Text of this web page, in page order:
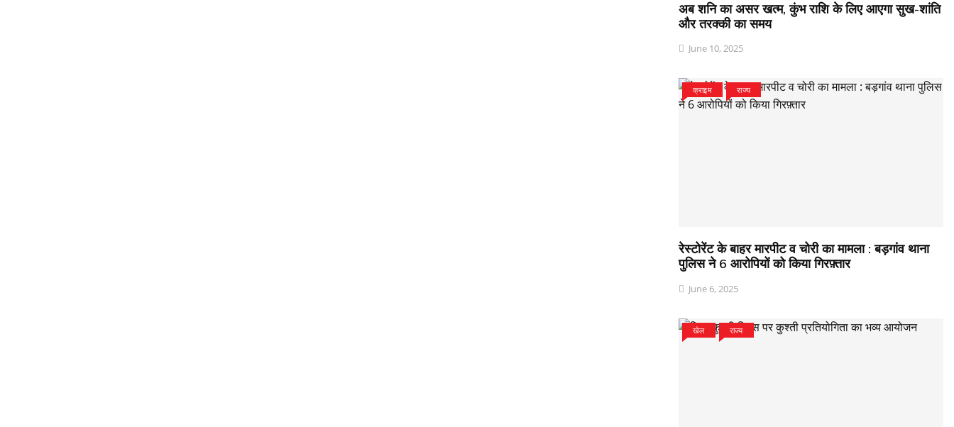
अब शनि का असर खत्म, कुंभ राशि के लिए आएगा सुख-शांति
और तरक्की का समय
June 10, 2025
क्राइम राज्य
रेस्टोरेंट के बाहर मारपीट व चोरी का मामला : बड़गांव थाना
पुलिस ने 6 आरोपियों को किया गिरफ़्तार
June 6, 2025
खेल राज्य